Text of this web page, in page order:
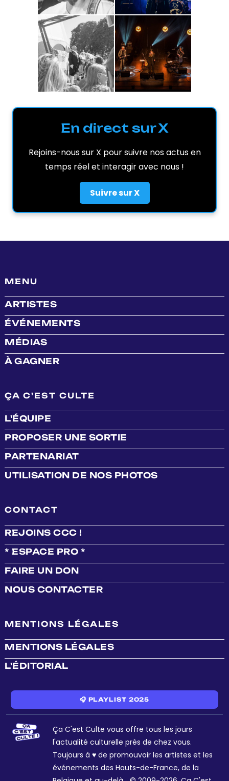
En direct sur X
Rejoins-nous sur X pour suivre nos actus en
temps réel et interagir avec nous !
Suivre sur X
MENU
ARTISTES
ÉVÉNEMENTS
MÉDIAS
À GAGNER
ÇA C'EST CULTE
L'ÉQUIPE
PROPOSER UNE SORTIE
PARTENARIAT
UTILISATION DE NOS PHOTOS
CONTACT
REJOINS CCC !
* ESPACE PRO *
FAIRE UN DON
NOUS CONTACTER
MENTIONS LÉGALES
MENTIONS LÉGALES
L'ÉDITORIAL
🎧 PLAYLIST 2025
Ça C'est Culte vous offre tous les jours
l'actualité culturelle près de chez vous.
Toujours à ♥ de promouvoir les artistes et les
événements des Hauts-de-France, de la